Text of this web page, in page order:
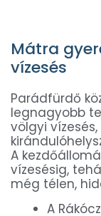
Mátra
vízesés
Parádfürdő
legnagyobb
völgyi
A
vízesésig,
még télen,
A